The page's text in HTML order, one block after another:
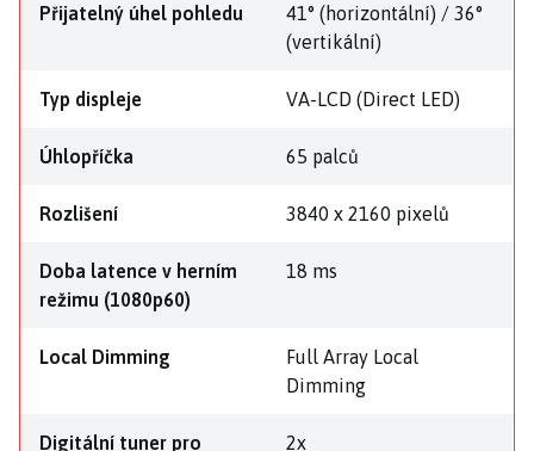
Přijatelný úhel pohledu
41° (horizontální) / 36°
(vertikální)
Typ displeje VA-LCD (Direct LED)
Úhlopříčka 65 palců
Rozlišení 3840 x 2160 pixelů
Doba latence v herním
režimu (1080p60)
18 ms
Local Dimming
Full Array Local
Dimming
Digitální tuner pro 2x